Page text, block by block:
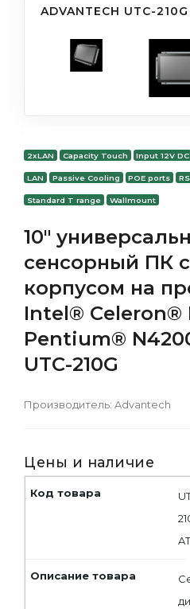
ADVANTECH UTC-210G
2xLAN Capacity Touch Input 12V DC
LAN Passive Cooling POE ports
Standard T range Wallmount
10"
сенсорный ПК
корпусом на
Intel® Celeron®
Pentium®
UTC-210G
Производитель: Advantech
Цены и наличие